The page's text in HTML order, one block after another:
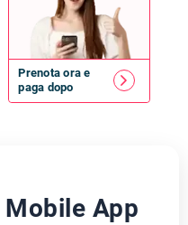
Prenota ora e
paga dopo
App